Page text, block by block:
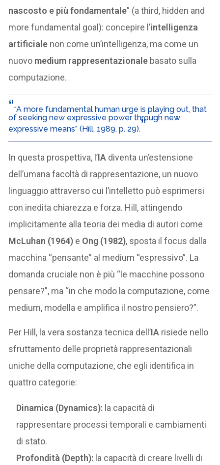
nascosto e più fondamentale” (a third, hidden and
more fundamental goal): concepire l’intelligenza
artificiale non come un’intelligenza, ma come un
nuovo medium rappresentazionale basato sulla
computazione.
“A more fundamental human urge is playing out, that
of seeking new expressive power through new
expressive means” (Hill, 1989, p. 29).
In questa prospettiva, l’IA diventa un’estensione
dell’umana facoltà di rappresentazione, un nuovo
linguaggio attraverso cui l’intelletto può esprimersi
con inedita chiarezza e forza. Hill, attingendo
implicitamente alla teoria dei media di autori come
McLuhan (1964) e Ong (1982), sposta il focus dalla
macchina “pensante” al medium “espressivo”. La
domanda cruciale non è più “le macchine possono
pensare?”, ma “in che modo la computazione, come
medium, modella e amplifica il nostro pensiero?”.
Per Hill, la vera sostanza tecnica dell’IA risiede nello
sfruttamento delle proprietà rappresentazionali
uniche della computazione, che egli identifica in
quattro categorie:
Dinamica (Dynamics): la capacità di
rappresentare processi temporali e cambiamenti
di stato.
Profondità (Depth): la capacità di creare livelli di